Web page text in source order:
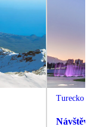
Turecko